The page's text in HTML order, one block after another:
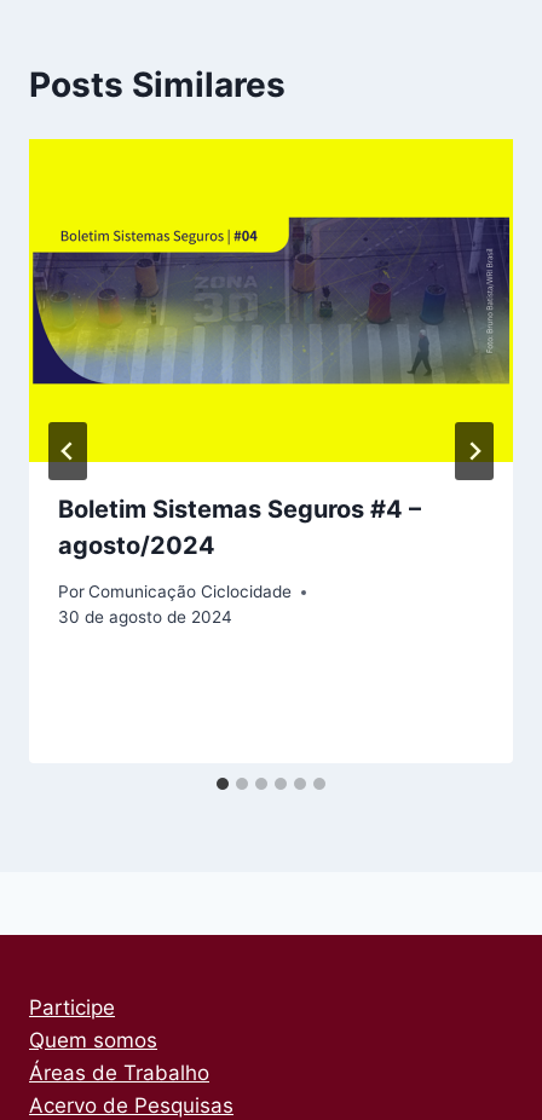
Posts Similares
Boletim Sistemas Seguros #4 –
agosto/2024
PorComunicação Ciclocidade
30 de agosto de 2024
Participe
Quem somos
Áreas de Trabalho
Acervo de Pesquisas